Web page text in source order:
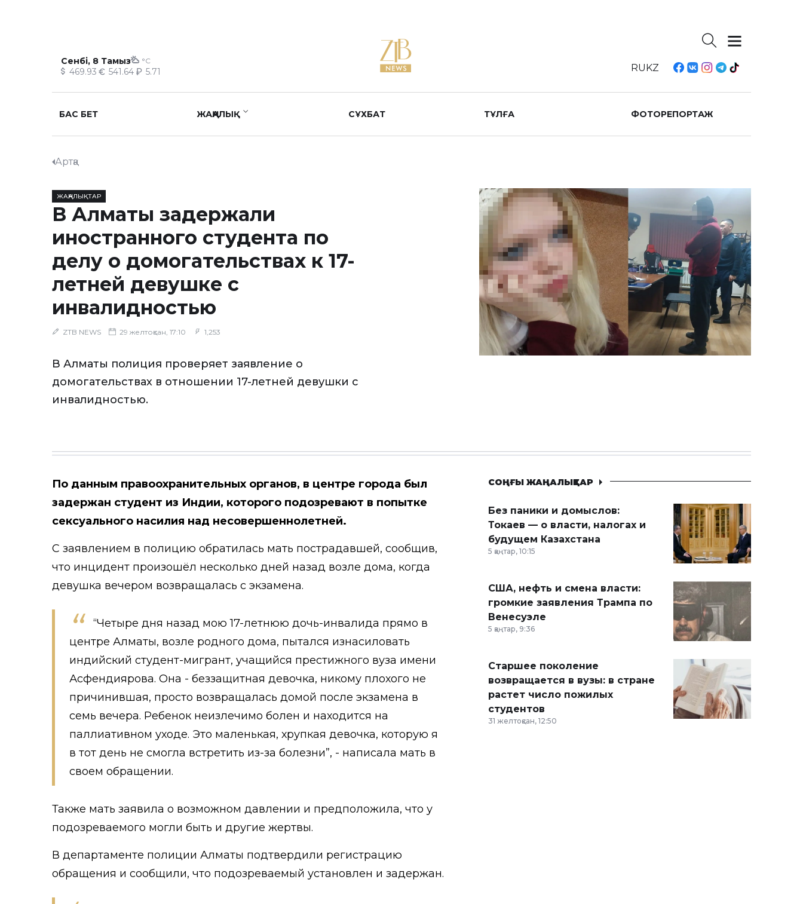
Сенбі, 8 Тамыз °C
469.93 541.64 5.71 RUKZ
БАС БЕТ ЖАҢАЛЫҚ СҰХБАТ ТҰЛҒА ФОТОРЕПОРТАЖ
Артқа
ЖАҢАЛЫҚТАР
В Алматы задержали
иностранного студента по
делу о домогательствах к 17-
летней девушке с
инвалидностью
ZTB NEWS 29 желтоқсан, 17:10 1,253
В Алматы полиция проверяет заявление о
домогательствах в отношении 17-летней девушки с
инвалидностью.
По данным правоохранительных органов, в центре города был
задержан студент из Индии, которого подозревают в попытке
сексуального насилия над несовершеннолетней.
С заявлением в полицию обратилась мать пострадавшей, сообщив,
что инцидент произошёл несколько дней назад возле дома, когда
девушка вечером возвращалась с экзамена.
“Четыре дня назад мою 17-летнюю дочь-инвалида прямо в
центре Алматы, возле родного дома, пытался изнасиловать
индийский студент-мигрант, учащийся престижного вуза имени
Асфендиярова. Она - беззащитная девочка, никому плохого не
причинившая, просто возвращалась домой после экзамена в
семь вечера. Ребенок неизлечимо болен и находится на
паллиативном уходе. Это маленькая, хрупкая девочка, которую я
в тот день не смогла встретить из-за болезни”, - написала мать в
своем обращении.
Также мать заявила о возможном давлении и предположила, что у
подозреваемого могли быть и другие жертвы.
В департаменте полиции Алматы подтвердили регистрацию
обращения и сообщили, что подозреваемый установлен и задержан.
СОҢҒЫ ЖАҢАЛЫҚТАР
Без паники и домыслов:
Токаев — о власти, налогах и
будущем Казахстана
5 қаңтар, 10:15
США, нефть и смена власти:
громкие заявления Трампа по
Венесуэле
5 қаңтар, 9:36
Старшее поколение
возвращается в вузы: в стране
растет число пожилых
студентов
31 желтоқсан, 12:50